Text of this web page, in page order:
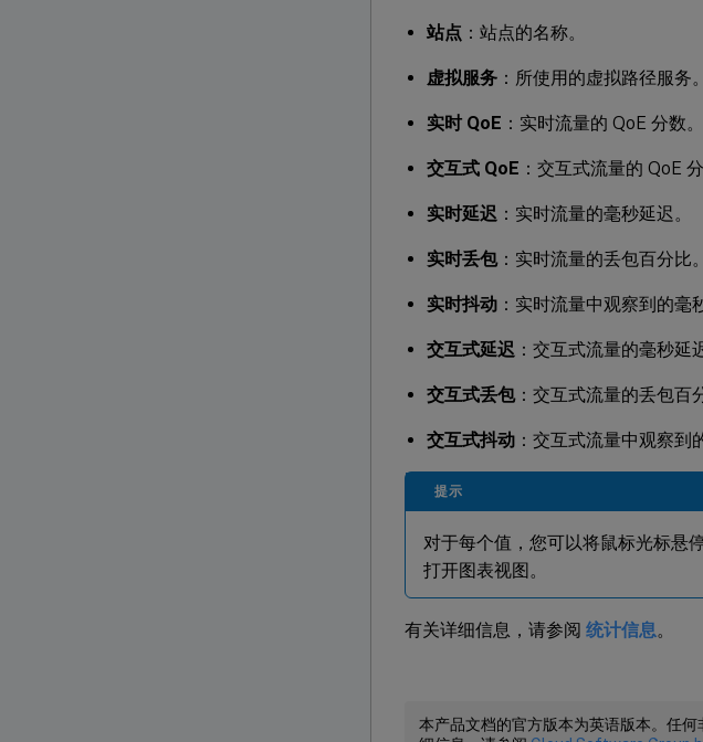
站点 ：站点的名称。
虚拟服务 ：所使用的虚拟路径服务。
实时 QoE ：实时流量的 QoE 分数。
交互式 QoE ：交互式流量的 QoE 分
实时延迟 ：实时流量的毫秒延迟。
实时丢包：实时流量的丢包百分比。
实时抖动 ：实时流量中观察到的毫
交互式延迟 ：交互式流量的毫秒延
交互式丢包：交互式流量的丢包百
交互式抖动 ：交互式流量中观察到
提示
对于每个值，您可以将鼠标光标悬
打开图表视图。
有关详细信息，请参阅 统计信息。
本产品文档的官方版本为英语版本。任